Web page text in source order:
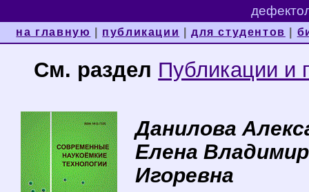
на главную публикации |для студентов
См. раздел Публикации и
Данилова
Елена
Игоревна